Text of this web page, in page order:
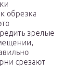
обрезка
зрелые
срезают